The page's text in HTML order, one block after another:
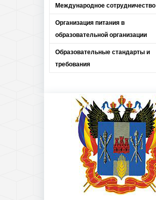
Международное сотрудничество
Организация питания в
образовательной организации
Образовательные стандарты и
требования